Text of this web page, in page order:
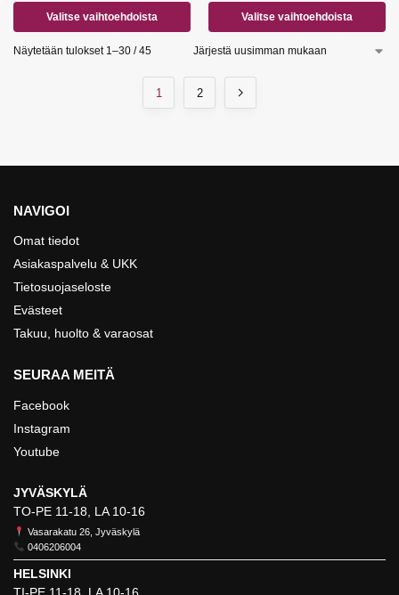
Valitse vaihtoehdoista Valitse vaihtoehdoista
Näytetään tulokset 1–30 / 45
1 2
NAVIGOI
Omat tiedot
Asiakaspalvelu & UKK
Tietosuojaseloste
Evästeet
Takuu, huolto & varaosat
SEURAA MEITÄ
Facebook
Instagram
Youtube
JYVÄSKYLÄ
TO-PE 11-18, LA 10-16
Vasarakatu 26, Jyväskylä
0406206004
HELSINKI
TI-PE 11-18, LA 10-16